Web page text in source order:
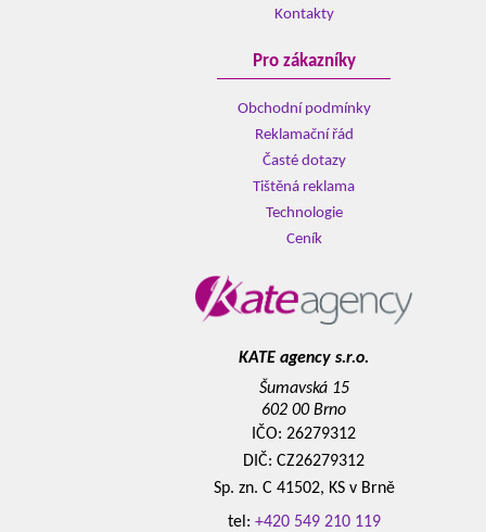
Kontakty
Pro zákazníky
Obchodní podmínky
Reklamační řád
Časté dotazy
Tištěná reklama
Technologie
Ceník
KATE agency s.r.o.
Šumavská 15
602 00 Brno
IČO: 26279312
DIČ: CZ26279312
Sp. zn. C 41502, KS v Brně
tel: +420 549 210 119